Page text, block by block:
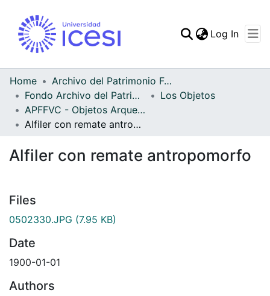
Statistics
Log In
Home
Archivo del Patrimonio Fotográfico y Fílmico del Valle del Cauca
Fondo Archivo del Patrimonio Fotográfico y Fílmico del Valle del Cauca
Los Objetos
APFFVC - Objetos Arqueológico - Patrimonial
Alfiler con remate antropomorfo
Alfiler con remate antropomorfo
Files
0502330.JPG (7.95 KB)
Date
1900-01-01
Authors